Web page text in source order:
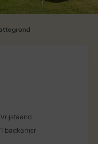
Vrijstaand
1 badkamer